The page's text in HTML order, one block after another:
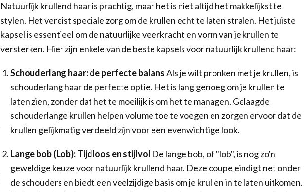
Natuurlijk krullend haar is prachtig, maar het is niet altijd het makkelijkst te
stylen. Het vereist speciale zorg om de krullen echt te laten stralen. Het juiste
kapsel is essentieel om de natuurlijke veerkracht en vorm van je krullen te
versterken. Hier zijn enkele van de beste kapsels voor natuurlijk krullend haar:
Schouderlang haar: de perfecte balansAls je wilt pronken met je krullen, is
schouderlang haar de perfecte optie. Het is lang genoeg om je krullen te
laten zien, zonder dat het te moeilijk is om het te managen. Gelaagde
schouderlange krullen helpen volume toe te voegen en zorgen ervoor dat de
krullen gelijkmatig verdeeld zijn voor een evenwichtige look.
Lange bob (Lob): Tijdloos en stijlvol De lange bob, of "lob", is nog zo'n
geweldige keuze voor natuurlijk krullend haar. Deze coupe eindigt net onder
de schouders en biedt een veelzijdige basis om je krullen in te laten uitkomen.